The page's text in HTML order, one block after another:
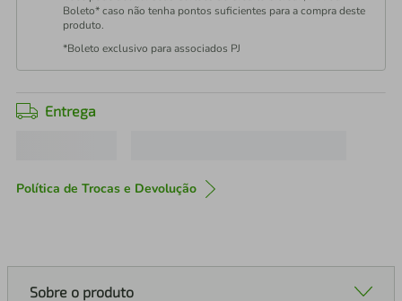
Boleto* caso não tenha pontos suficientes para a compra deste
produto.
*Boleto exclusivo para associados PJ
Entrega
Política de Trocas e Devolução
Sobre o produto